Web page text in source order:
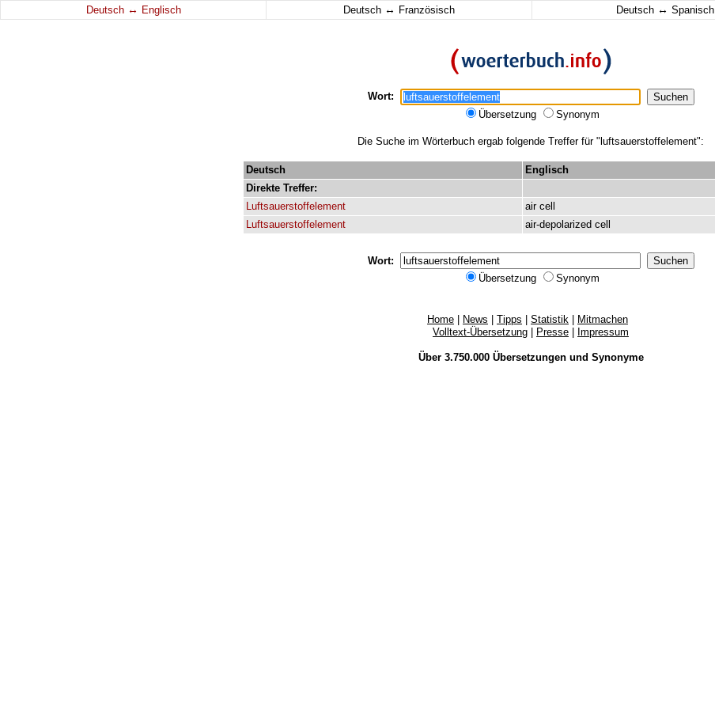
Deutsch ↔ Englisch Deutsch ↔ Französisch Deutsch ↔ Spanisch
Wort:
Übersetzung
Synonym
Die Suche im Wörterbuch ergab folgende Treffer für "luftsauerstoffelement":
Deutsch
Englisch
Direkte Treffer:
Luftsauerstoffelement
air cell
Luftsauerstoffelement
air-depolarized cell
Wort:
Übersetzung
Synonym
Home News Tipps Statistik
Mitmachen
Volltext-Übersetzung
Presse Impressum
Über 3.750.000 Übersetzungenund Synonyme